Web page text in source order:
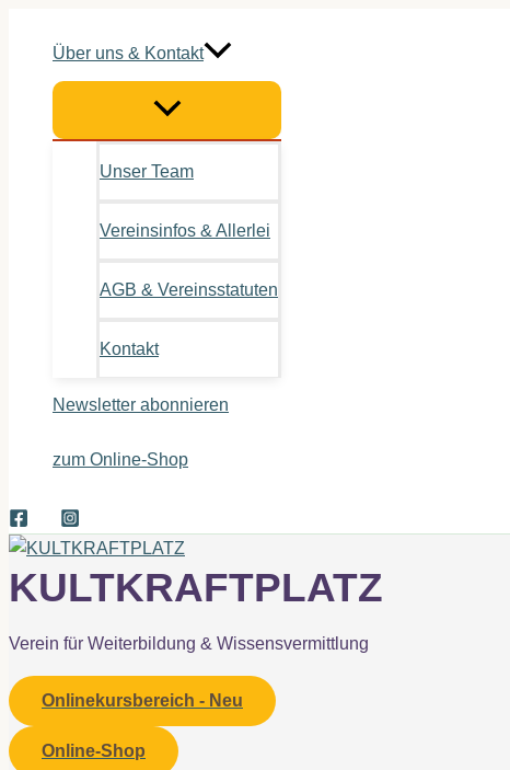
springen
Über uns & Kontakt
Unser Team
Vereinsinfos & Allerlei
AGB & Vereinsstatuten
Kontakt
Newsletter abonnieren
zum Online-Shop
KULTKRAFTPLATZ
Verein für Weiterbildung & Wissensvermittlung
Onlinekursbereich - Neu
Online-Shop